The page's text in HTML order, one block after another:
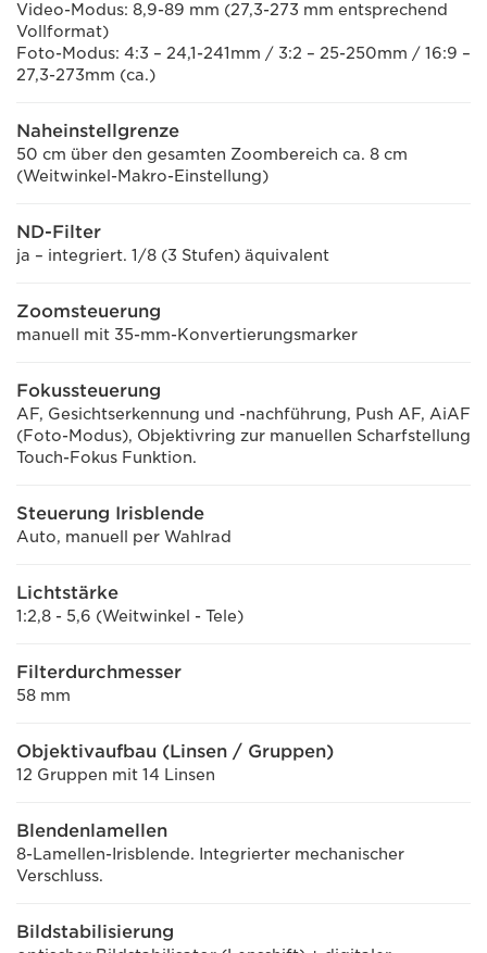
Video-Modus: 8,9-89 mm (27,3-273 mm entsprechend
Vollformat)
Foto-Modus: 4:3 – 24,1-241mm / 3:2 – 25-250mm / 16:9 –
27,3-273mm (ca.)
Naheinstellgrenze
50 cm über den gesamten Zoombereich ca. 8 cm
(Weitwinkel-Makro-Einstellung)
ND-Filter
ja – integriert. 1/8 (3 Stufen) äquivalent
Zoomsteuerung
manuell mit 35-mm-Konvertierungsmarker
Fokussteuerung
AF, Gesichtserkennung und -nachführung, Push AF, AiAF
(Foto-Modus), Objektivring zur manuellen Scharfstellung
Touch-Fokus Funktion.
Steuerung Irisblende
Auto, manuell per Wahlrad
Lichtstärke
1:2,8 - 5,6 (Weitwinkel - Tele)
Filterdurchmesser
58 mm
Objektivaufbau (Linsen / Gruppen)
12 Gruppen mit 14 Linsen
Blendenlamellen
8-Lamellen-Irisblende. Integrierter mechanischer
Verschluss.
Bildstabilisierung